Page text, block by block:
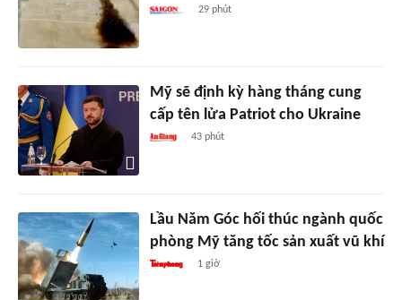
29 phút
Mỹ sẽ định kỳ hàng tháng cung
cấp tên lửa Patriot cho Ukraine
43 phút
Lầu Năm Góc hối thúc ngành quốc
phòng Mỹ tăng tốc sản xuất vũ khí
1 giờ